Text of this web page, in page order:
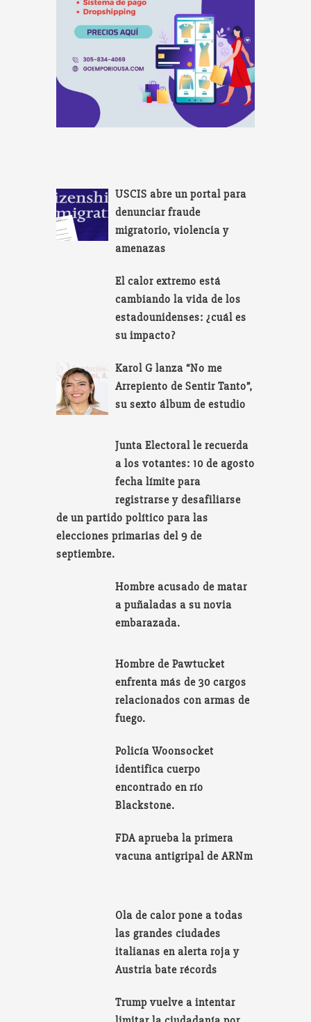
USCIS abre un portal para
denunciar fraude
migratorio, violencia y
amenazas
El calor extremo está
cambiando la vida de los
estadounidenses: ¿cuál es
su impacto?
Karol G lanza “No me
Arrepiento de Sentir Tanto”,
su sexto álbum de estudio
Junta Electoral le recuerda
a los votantes: 10 de agosto
fecha límite para
registrarse y desafiliarse
de un partido político para las
elecciones primarias del 9 de
septiembre.
Hombre acusado de matar
a puñaladas a su novia
embarazada.
Hombre de Pawtucket
enfrenta más de 30 cargos
relacionados con armas de
fuego.
Policía Woonsocket
identifica cuerpo
encontrado en río
Blackstone.
FDA aprueba la primera
vacuna antigripal de ARNm
Ola de calor pone a todas
las grandes ciudades
italianas en alerta roja y
Austria bate récords
Trump vuelve a intentar